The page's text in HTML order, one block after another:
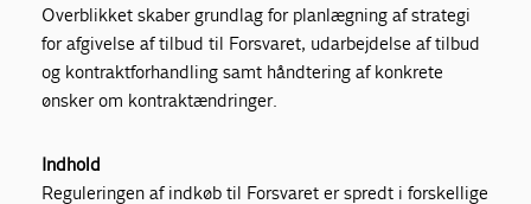
Overblikket skaber grundlag for planlægning af strategi
for afgivelse af tilbud til Forsvaret, udarbejdelse af tilbud
og kontraktforhandling samt håndtering af konkrete
ønsker om kontraktændringer.
Indhold
Reguleringen af indkøb til Forsvaret er spredt i forskellige